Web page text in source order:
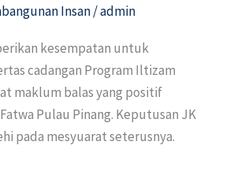
Insan/admin
kesempatan untuk
cadangan Program Iltizam
maklum balas yang positif
Pulau Pinang. Keputusan JK
pada mesyuarat seterusnya.